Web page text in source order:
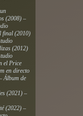
(2008) –
final (2010)
(2012)
el Price
en directo
Álbum de
(2021) –
(2022) –